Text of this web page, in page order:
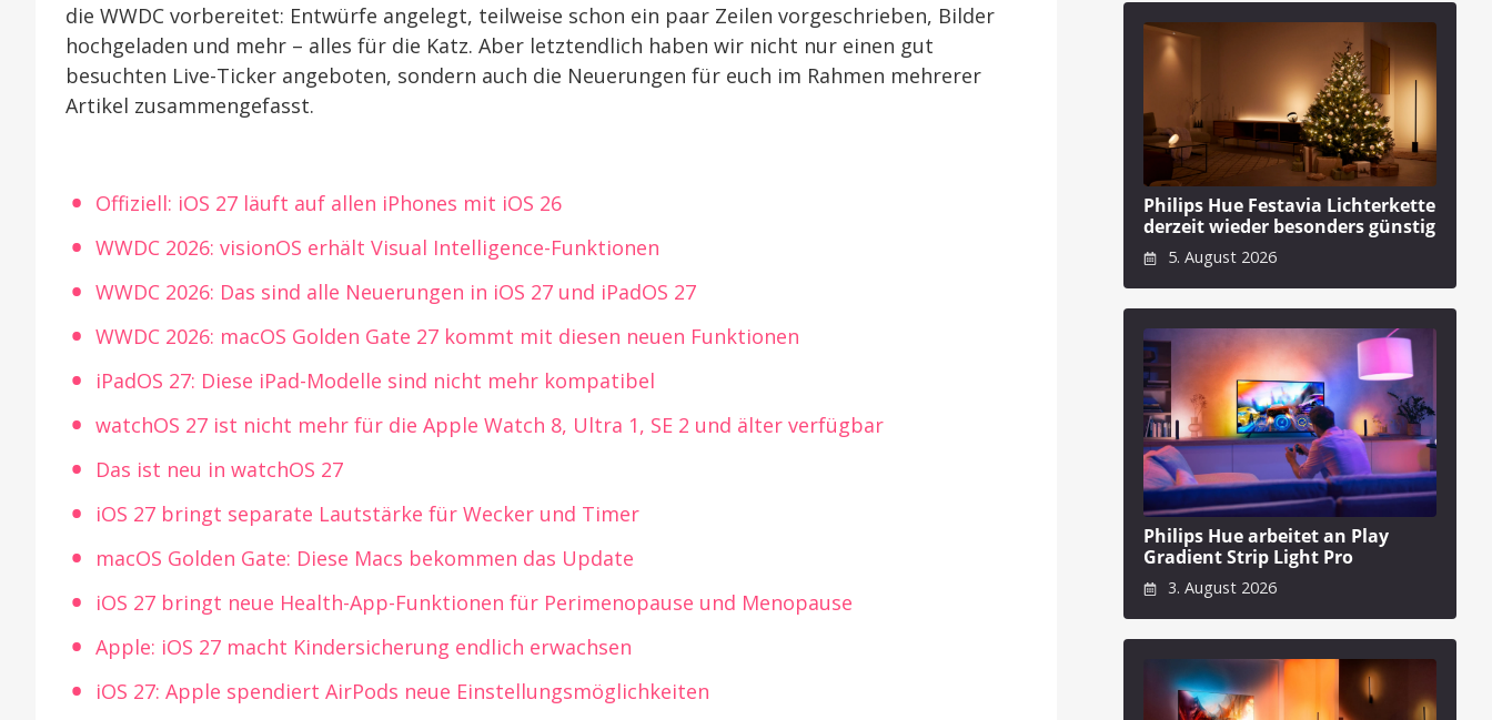
die WWDC vorbereitet: Entwürfe angelegt, teilweise schon ein paar Zeilen vorgeschrieben, Bilder
hochgeladen und mehr – alles für die Katz. Aber letztendlich haben wir nicht nur einen gut
besuchten Live-Ticker angeboten, sondern auch die Neuerungen für euch im Rahmen mehrerer
Artikel zusammengefasst.
Offiziell: iOS 27 läuft auf allen iPhones mit iOS 26
WWDC 2026: visionOS erhält Visual Intelligence-Funktionen
WWDC 2026: Das sind alle Neuerungen in iOS 27 und iPadOS 27
WWDC 2026: macOS Golden Gate 27 kommt mit diesen neuen Funktionen
iPadOS 27: Diese iPad-Modelle sind nicht mehr kompatibel
watchOS 27 ist nicht mehr für die Apple Watch 8, Ultra 1, SE 2 und älter verfügbar
Das ist neu in watchOS 27
iOS 27 bringt separate Lautstärke für Wecker und Timer
macOS Golden Gate: Diese Macs bekommen das Update
iOS 27 bringt neue Health-App-Funktionen für Perimenopause und Menopause
Apple: iOS 27 macht Kindersicherung endlich erwachsen
iOS 27: Apple spendiert AirPods neue Einstellungsmöglichkeiten
Philips Hue Festavia Lichterkette
derzeit wieder besonders günstig
5. August 2026
Philips Hue arbeitet an Play
Gradient Strip Light Pro
3. August 2026